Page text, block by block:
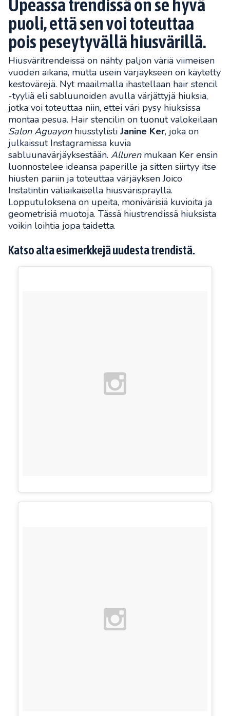
Upeassa trendissä on se hyvä
puoli, että sen voi toteuttaa
pois peseytyvällä hiusvärillä.
Hiusväritrendeissä on nähty paljon väriä viimeisen
vuoden aikana, mutta usein värjäykseen on käytetty
kestovärejä. Nyt maailmalla ihastellaan hair stencil
-tyyliä eli sabluunoiden avulla värjättyjä hiuksia,
jotka voi toteuttaa niin, ettei väri pysy hiuksissa
montaa pesua. Hair stencilin on tuonut valokeilaan
Salon Aguayonhiusstylisti Janine Ker, joka on
julkaissut Instagramissa kuvia
sabluunavärjäyksestään. Allurenmukaan Ker ensin
luonnostelee ideansa paperille ja sitten siirtyy itse
hiusten pariin ja toteuttaa värjäyksen Joico
Instatintin väliaikaisella hiusvärisprayllä.
Lopputuloksena on upeita, monivärisiä kuvioita ja
geometrisiä muotoja. Tässä hiustrendissä hiuksista
voikin loihtia jopa taidetta.
Katso alta esimerkkejä uudesta trendistä.